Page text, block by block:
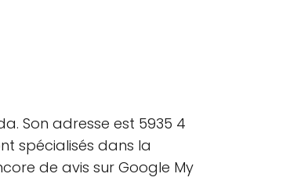
Son adresse est 5935 4
spécialisés dans la
de avis sur Google My